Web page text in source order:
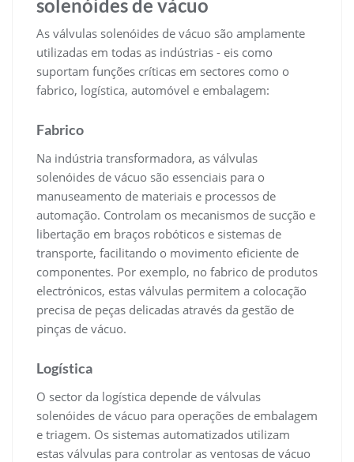
solenóides de vácuo
As válvulas solenóides de vácuo são amplamente
utilizadas em todas as indústrias - eis como
suportam funções críticas em sectores como o
fabrico, logística, automóvel e embalagem:
Fabrico
Na indústria transformadora, as válvulas
solenóides de vácuo são essenciais para o
manuseamento de materiais e processos de
automação. Controlam os mecanismos de sucção e
libertação em braços robóticos e sistemas de
transporte, facilitando o movimento eficiente de
componentes. Por exemplo, no fabrico de produtos
electrónicos, estas válvulas permitem a colocação
precisa de peças delicadas através da gestão de
pinças de vácuo.
Logística
O sector da logística depende de válvulas
solenóides de vácuo para operações de embalagem
e triagem. Os sistemas automatizados utilizam
estas válvulas para controlar as ventosas de vácuo